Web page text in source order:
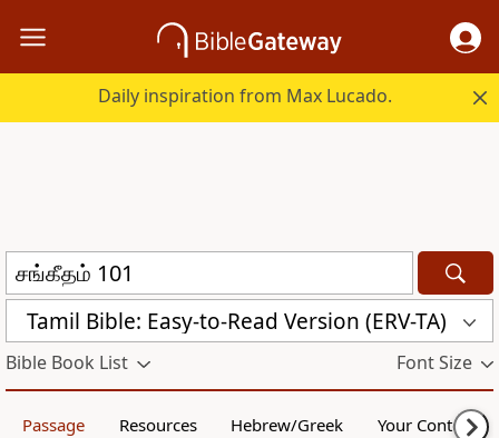
Daily inspiration from Max Lucado.
Tamil Bible: Easy-to-Read Version (ERV-TA)
Bible Book List Font Size
Passage Resources Hebrew/Greek Your Content